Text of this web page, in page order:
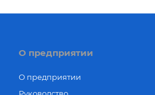
О предприятии
О предприятии